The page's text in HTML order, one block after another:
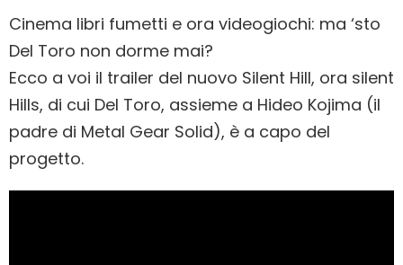
Cinema libri fumetti e ora videogiochi: ma ‘sto
Del Toro non dorme mai?
Ecco a voi il trailer del nuovo Silent Hill, ora silent
Hills, di cui Del Toro, assieme a Hideo Kojima (il
padre di Metal Gear Solid), è a capo del
progetto.